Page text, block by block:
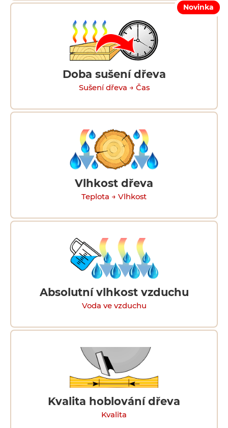
Novinka
Doba sušení dřeva
Sušení dřeva → Čas
Vlhkost dřeva
Teplota → Vlhkost
Absolutní vlhkost vzduchu
Voda ve vzduchu
Kvalita hoblování dřeva
Kvalita